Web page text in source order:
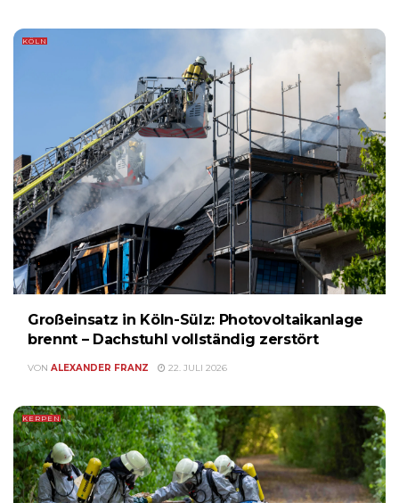
KÖLN
Großeinsatz in Köln-Sülz: Photovoltaikanlage
brennt – Dachstuhl vollständig zerstört
VON ALEXANDER FRANZ 22. JULI 2026
KERPEN